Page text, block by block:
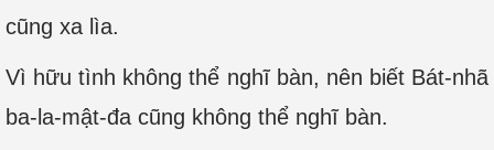
cũng xa lìa.
Vì hữu tình không thể nghĩ bàn, nên biết Bát-nhã
ba-la-mật-đa cũng không thể nghĩ bàn.